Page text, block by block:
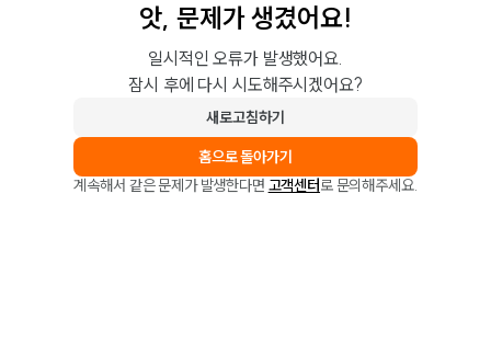
앗, 문제가 생겼어요!
일시적인 오류가 발생했어요.
잠시 후에 다시 시도해주시겠어요?
새로고침하기
홈으로 돌아가기
계속해서 같은 문제가 발생한다면 고객센터로 문의해주세요.